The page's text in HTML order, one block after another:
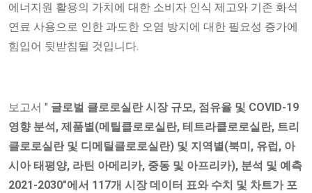
에너지원 활용의 가치에 대한 소비자 인식 제고와 기존 화석
연료 사용으로 인한 과도한 오염 방지에 대한 필요성 증가에
힘입어 뒷받침될 것입니다.
보고서 " 글로벌 클로로실란 시장 규모, 점유율 및 COVID-19
영향 분석, 제품별(메틸클로로실란, 테트라클로로실란, 트리
클로로실란 및 디메틸클로로실란) 및 지역별(북미, 유럽, 아
시아 태평양, 라틴 아메리카, 중동 및 아프리카), 분석 및 예측
2021-2030"에서 117개 시장 데이터 표와 수치 및 차트가 포